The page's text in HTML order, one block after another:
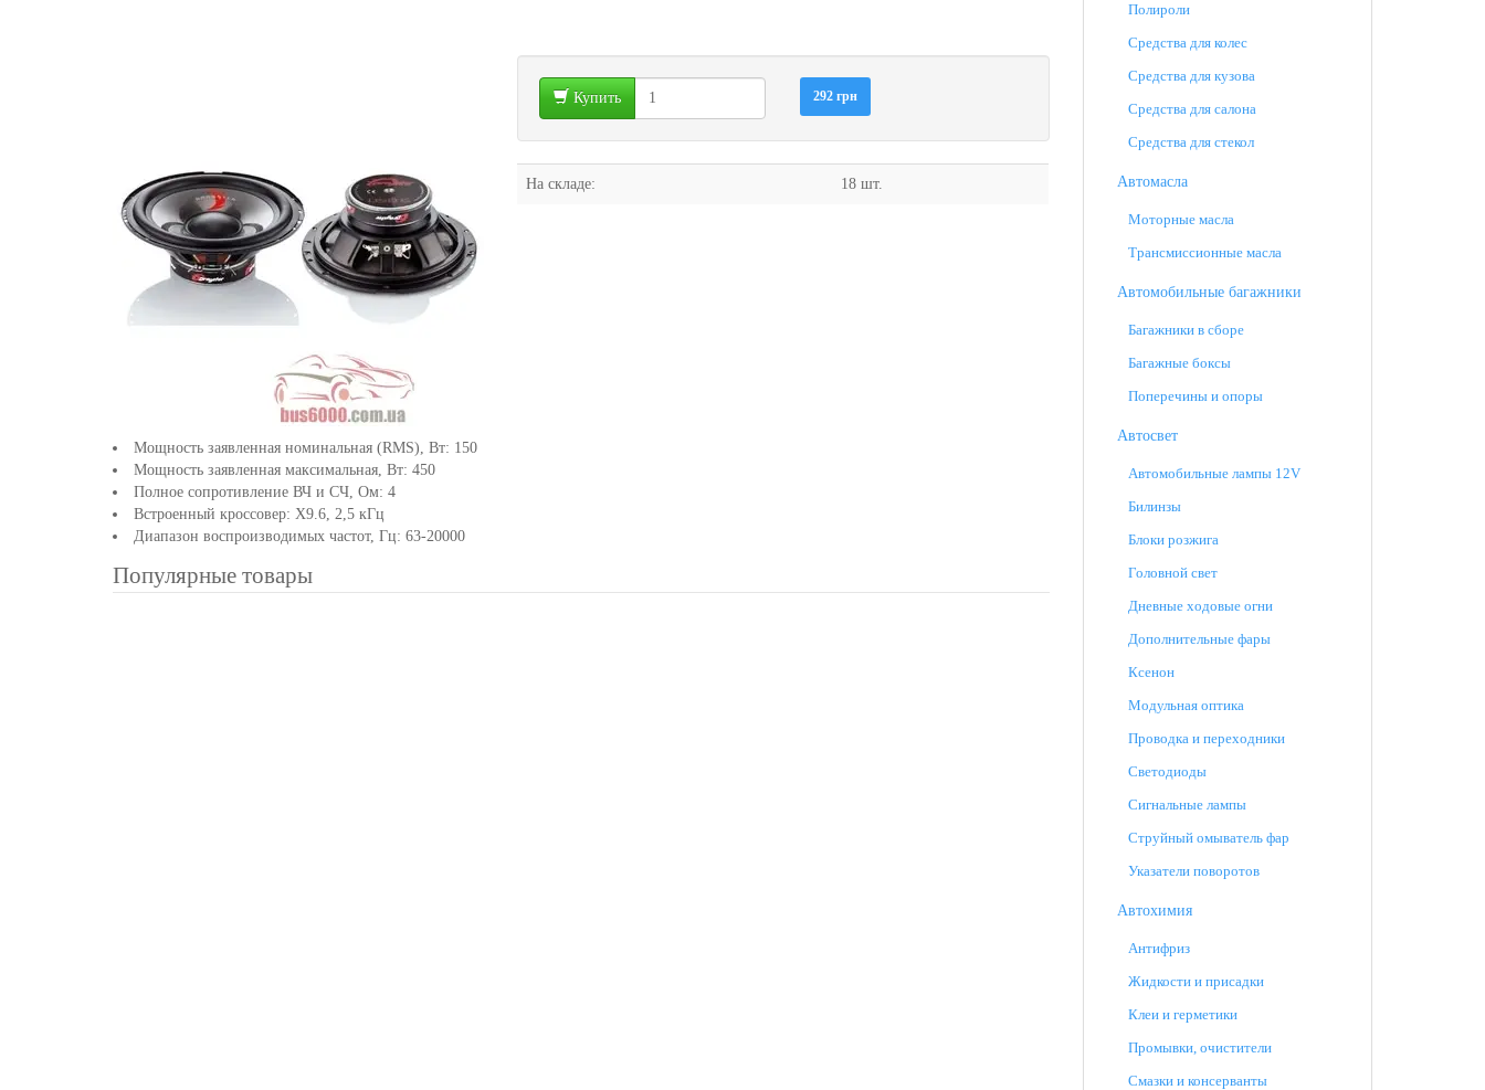
Купить 292 грн
На складе: 18 шт.
Мощность заявленная номинальная (RMS), Вт: 150
Мощность заявленная максимальная, Вт: 450
Полное сопротивление ВЧ и СЧ, Ом: 4
Встроенный кроссовер: Х9.6, 2,5 кГц
Диапазон воспроизводимых частот, Гц: 63-20000
Популярные товары
Полироли
Средства для колес
Средства для кузова
Средства для салона
Средства для стекол
Автомасла
Моторные масла
Трансмиссионные масла
Автомобильные багажники
Багажники в сборе
Багажные боксы
Поперечины и опоры
Автосвет
Автомобильные лампы 12V
Билинзы
Блоки розжига
Головной свет
Дневные ходовые огни
Дополнительные фары
Ксенон
Модульная оптика
Проводка и переходники
Светодиоды
Сигнальные лампы
Струйный омыватель фар
Указатели поворотов
Автохимия
Антифриз
Жидкости и присадки
Клеи и герметики
Промывки, очистители
Смазки и консерванты